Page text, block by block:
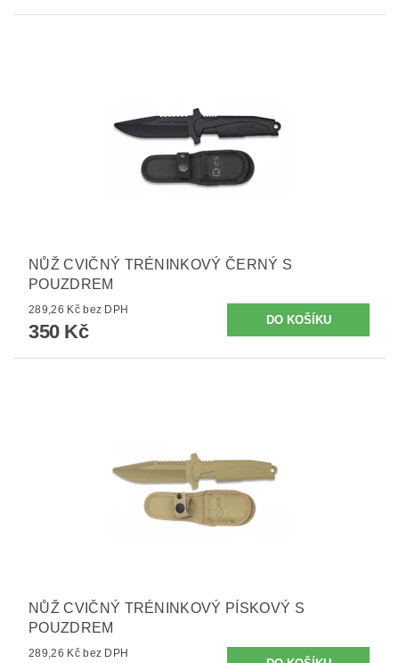
NŮŽ CVIČNÝ TRÉNINKOVÝ ČERNÝ S
POUZDREM
289,26 Kč bez DPH
350 Kč
NŮŽ CVIČNÝ TRÉNINKOVÝ PÍSKOVÝ S
POUZDREM
289,26 Kč bez DPH